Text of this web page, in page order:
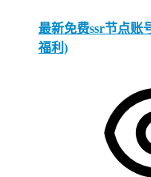
最新免费ssr节点账
福利)